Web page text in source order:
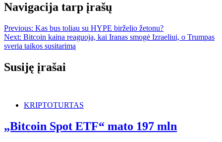
Navigacija tarp įrašų
Previous: Kas bus toliau su HYPE birželio žetonu?
Next: Bitcoin kaina reaguoja, kai Iranas smogė Izraeliui, o Trumpas
sveria taikos susitarimą
Susiję įrašai
KRIPTOTURTAS
„Bitcoin Spot ETF“ mato 197 mln